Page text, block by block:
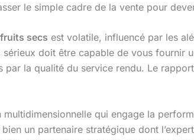
le simple cadre de la vente pour
fruits secs est volatile, influencé par les
sérieux doit être capable de vous fournir
la qualité du service rendu. Le
multidimensionnelle qui engage la
un partenaire stratégique dont